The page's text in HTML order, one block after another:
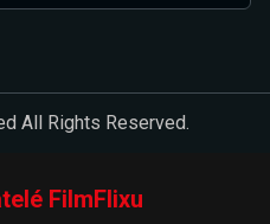
All Rights Reserved.
FilmFlixu